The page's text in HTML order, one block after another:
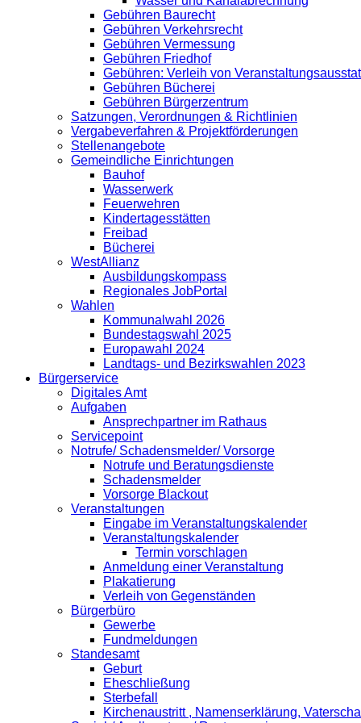
Gebühren Baurecht
Gebühren Verkehrsrecht
Gebühren Vermessung
Gebühren Friedhof
Gebühren: Verleih von
Gebühren Bücherei
Gebühren Bürgerzentrum
Satzungen, Verordnungen & Richtlinien
Vergabeverfahren & Projektförderungen
Stellenangebote
Gemeindliche Einrichtungen
Bauhof
Wasserwerk
Feuerwehren
Kindertagesstätten
Freibad
Bücherei
WestAllianz
Ausbildungskompass
Regionales JobPortal
Wahlen
Kommunalwahl 2026
Bundestagswahl 2025
Europawahl 2024
Landtags- und Bezirkswahlen 2023
Bürgerservice
Digitales Amt
Aufgaben
Ansprechpartner im Rathaus
Servicepoint
Notrufe/ Schadensmelder/ Vorsorge
Notrufe und Beratungsdienste
Schadensmelder
Vorsorge Blackout
Veranstaltungen
Eingabe im Veranstaltungskalender
Veranstaltungskalender
Termin vorschlagen
Anmeldung einer Veranstaltung
Plakatierung
Verleih von Gegenständen
Bürgerbüro
Gewerbe
Fundmeldungen
Standesamt
Geburt
Eheschließung
Sterbefall
Kirchenaustritt , Namenserklärung,